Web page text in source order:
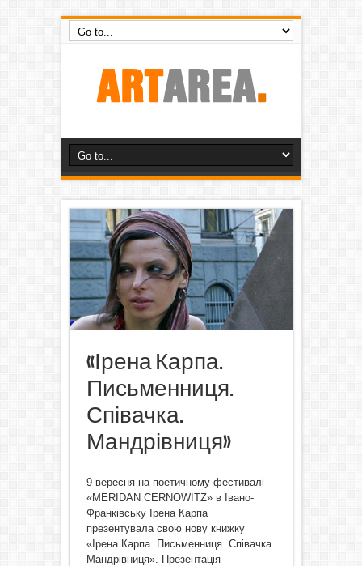
«Ірена Карпа.
Письменниця.
Співачка.
Мандрівниця»
9 вересня на поетичному фестивалі
«MERIDAN CERNOWITZ» в Івано-
Франківську Ірена Карпа
презентувала свою нову книжку
«Ірена Карпа. Письменниця. Співачка.
Мандрівниця». Презентація